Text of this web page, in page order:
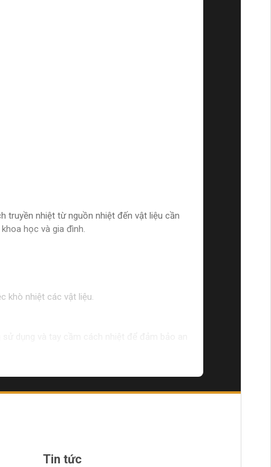
truyền nhiệt từ nguồn nhiệt đến vật liệu cần
học và gia đình.
khò nhiệt các vật liệu.
nghiệm trong việc sử dụng máy khò nhiệt.
Tin tức